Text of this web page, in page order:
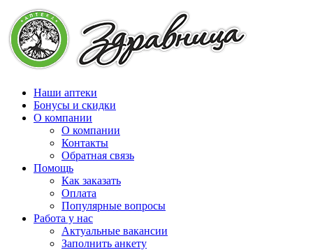
Наши аптеки
Бонусы и скидки
О компании
О компании
Контакты
Обратная связь
Помощь
Как заказать
Оплата
Популярные вопросы
Работа у нас
Актуальные вакансии
Заполнить анкету